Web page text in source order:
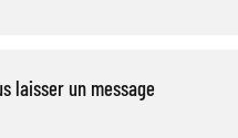
laisser un message